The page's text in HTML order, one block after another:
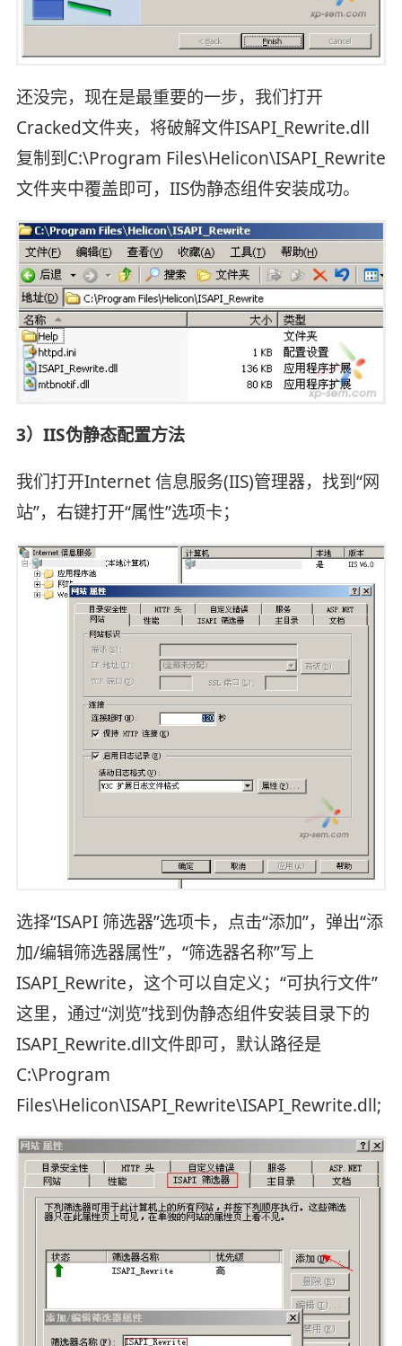
还没完，现在是最重要的一步，我们打开
Cracked文件夹，将破解文件ISAPI_Rewrite.dll
复制到C:\Program Files\Helicon\ISAPI_Rewrite
文件夹中覆盖即可，IIS伪静态组件安装成功。
3）IIS伪静态配置方法
我们打开Internet 信息服务(IIS)管理器，找到“网
站”，右键打开“属性”选项卡；
选择“ISAPI 筛选器”选项卡，点击“添加”，弹出“添
加/编辑筛选器属性”，“筛选器名称”写上
ISAPI_Rewrite，这个可以自定义；“可执行文件”
这里，通过“浏览”找到伪静态组件安装目录下的
ISAPI_Rewrite.dll文件即可，默认路径是
C:\Program
Files\Helicon\ISAPI_Rewrite\ISAPI_Rewrite.dll;